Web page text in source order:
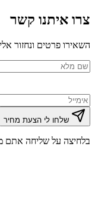
איתנו קשר
פרטים ונחזור אליכם
שלחו לי הצעת מחיר
על שליחה אתם